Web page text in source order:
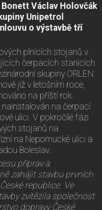
Václav Holovčák
Unipetrol
o výstavbě tří
plnicích stojanů v
čerpacích stanicích
skupiny ORLEN
již v letošním roce,
na příští rok.
na čerpací
ulici. V pokročilé fázi
stojanů na
na Nepomucké ulici a
Boleslav.
příprav a
zahájit stavbu prvních
republice. Ve
zvítězila společnost
dopravy České